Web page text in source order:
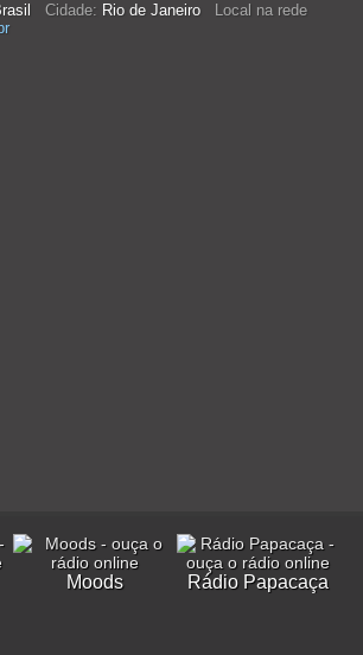
Cidade: Rio de Janeiro
Local na rede
Moods Rádio Papacaça